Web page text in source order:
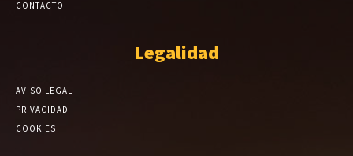
CONTACTO
Legalidad
AVISO LEGAL
PRIVACIDAD
COOKIES